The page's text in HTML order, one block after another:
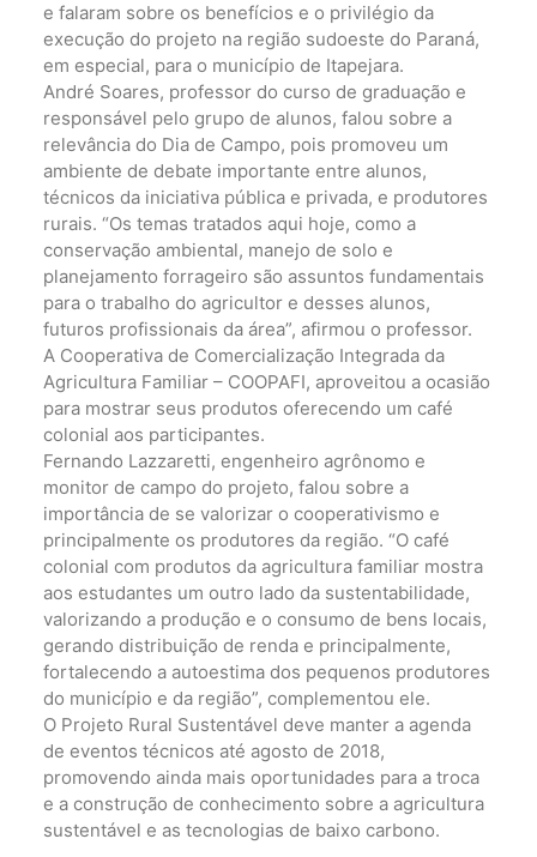
e falaram sobre os benefícios e o privilégio da
execução do projeto na região sudoeste do Paraná,
em especial, para o município de Itapejara.
André Soares, professor do curso de graduação e
responsável pelo grupo de alunos, falou sobre a
relevância do Dia de Campo, pois promoveu um
ambiente de debate importante entre alunos,
técnicos da iniciativa pública e privada, e produtores
rurais. “Os temas tratados aqui hoje, como a
conservação ambiental, manejo de solo e
planejamento forrageiro são assuntos fundamentais
para o trabalho do agricultor e desses alunos,
futuros profissionais da área”, afirmou o professor.
A Cooperativa de Comercialização Integrada da
Agricultura Familiar – COOPAFI, aproveitou a ocasião
para mostrar seus produtos oferecendo um café
colonial aos participantes.
Fernando Lazzaretti, engenheiro agrônomo e
monitor de campo do projeto, falou sobre a
importância de se valorizar o cooperativismo e
principalmente os produtores da região. “O café
colonial com produtos da agricultura familiar mostra
aos estudantes um outro lado da sustentabilidade,
valorizando a produção e o consumo de bens locais,
gerando distribuição de renda e principalmente,
fortalecendo a autoestima dos pequenos produtores
do município e da região”, complementou ele.
O Projeto Rural Sustentável deve manter a agenda
de eventos técnicos até agosto de 2018,
promovendo ainda mais oportunidades para a troca
e a construção de conhecimento sobre a agricultura
sustentável e as tecnologias de baixo carbono.